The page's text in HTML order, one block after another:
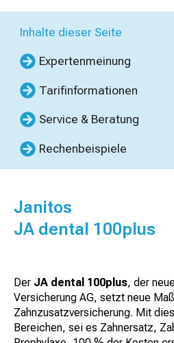
Inhalte dieser Seite
Expertenmeinung
Tarifinformationen
Service & Beratung
Rechenbeispiele
Janitos
JA dental 100plus
Der JA dental 100plus, der
Versicherung AG, setzt neue
Zahnzusatzversicherung. Mit
Bereichen, sei es Zahnersatz,